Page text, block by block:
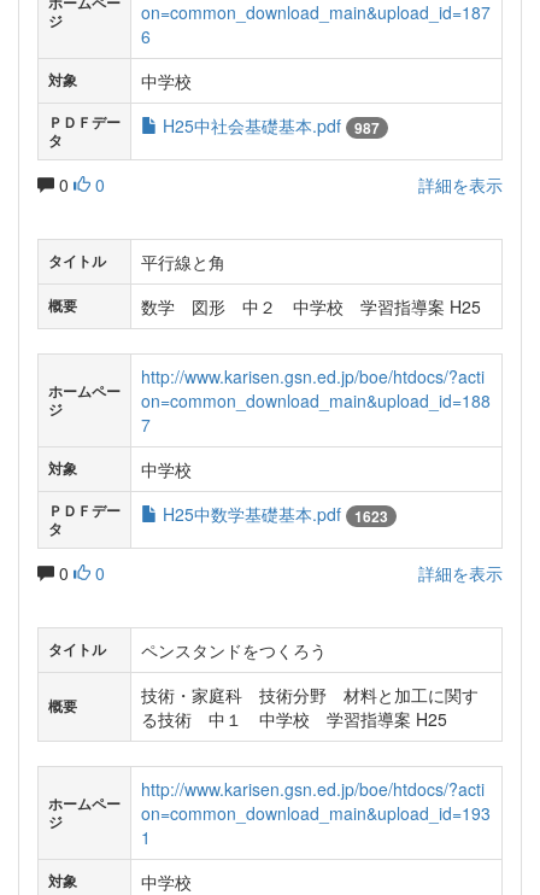
ジ
on=common_download_main&upload_id=187
6
対象 中学校
ＰＤＦデー
タ
H25中社会基礎基本.pdf 987
0 0 詳細を表示
タイトル 平行線と角
概要 数学 図形 中２ 中学校 学習指導案 H25
ホームペー
ジ
http://www.karisen.gsn.ed.jp/boe/htdocs/?acti
on=common_download_main&upload_id=188
7
対象 中学校
ＰＤＦデー
タ
H25中数学基礎基本.pdf 1623
0 0 詳細を表示
タイトル ペンスタンドをつくろう
概要
技術・家庭科 技術分野 材料と加工に関す
る技術 中１ 中学校 学習指導案 H25
ホームペー
ジ
http://www.karisen.gsn.ed.jp/boe/htdocs/?acti
on=common_download_main&upload_id=193
1
対象 中学校